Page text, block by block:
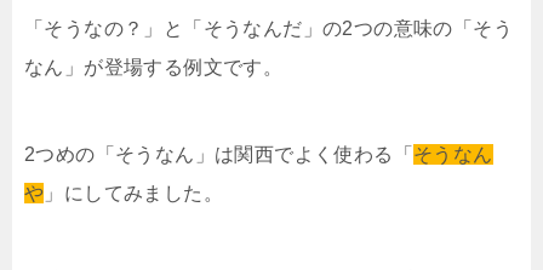
「そうなの？」と「そうなんだ」の2つの意味の「そう
なん」が登場する例文です。
2つめの「そうなん」は関西でよく使わる「 そうなん
や 」にしてみました。